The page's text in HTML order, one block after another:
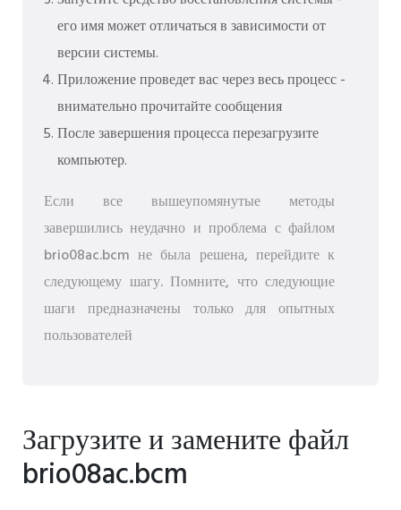
его имя может отличаться в зависимости от
версии системы.
Приложение проведет вас через весь процесс -
внимательно прочитайте сообщения
После завершения процесса перезагрузите
компьютер.
Если все вышеупомянутые методы
завершились неудачно и проблема с файлом
brio08ac.bcm не была решена, перейдите к
следующему шагу. Помните, что следующие
шаги предназначены только для опытных
пользователей
Загрузите и замените файл
brio08ac.bcm